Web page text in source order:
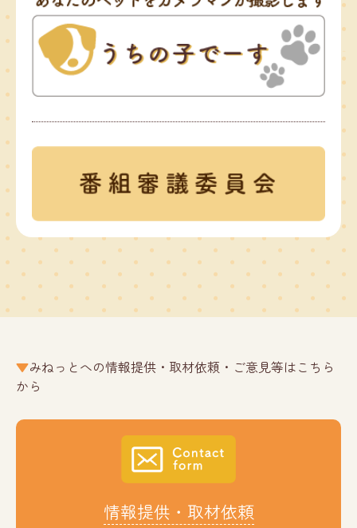
みねっとへの情報提供・取材依頼・ご意見等はこちら
から
情報提供・取材依頼